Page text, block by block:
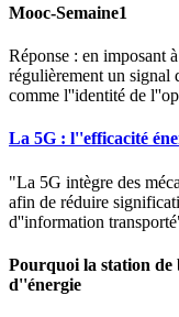
Mooc-Semaine1
Réponse : en imposant
régulièrement un signal
comme l''identité de
La 5G : l''efficacité
"La 5G intègre des
afin de réduire
d''information
Pourquoi la station de
d''énergie